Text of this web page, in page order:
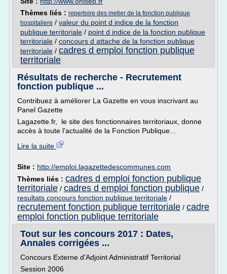
Thèmes liés : repertoire des metier de la fonction publique
hospitaliere / valeur du point d indice de la fonction
publique territoriale / point d indice de la fonction publique
territoriale / concours d attache de la fonction publique
territoriale / cadres d emploi fonction publique
territoriale
Résultats de recherche - Recrutement
fonction publique ...
Contribuez à améliorer La Gazette en vous inscrivant au
Panel Gazette
Lagazette.fr, le site des fonctionnaires territoriaux, donne
accès à toute l'actualité de la Fonction Publique...
Lire la suite
Site : http://emploi.lagazettedescommunes.com
Thèmes liés : cadres d emploi fonction publique
territoriale / cadres d emploi fonction publique /
resultats concours fonction publique territoriale /
recrutement fonction publique territoriale / cadre
emploi fonction publique territoriale
Tout sur les concours 2017 : Dates,
Annales corrigées ...
Concours Externe d'Adjoint Administratif Territorial
Session 2006